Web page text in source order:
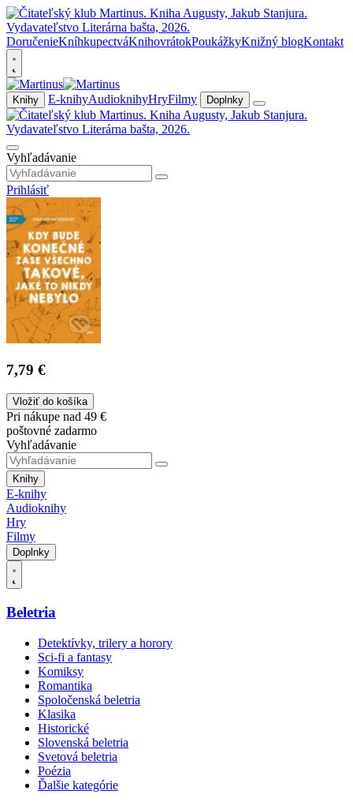
DoručenieKníhkupectváKnihovrátokPoukážkyKnižný blogKontakt
Knihy E-knihyAudioknihyHryFilmy Doplnky
Vyhľadávanie
Prihlásiť
7,79 €
Vložiť do košíka
Pri nákupe nad 49 €
poštovné zadarmo
Vyhľadávanie
Knihy
E-knihy
Audioknihy
Hry
Filmy
Doplnky
Beletria
Detektívky, trilery a horory
Sci-fi a fantasy
Komiksy
Romantika
Spoločenská beletria
Klasika
Historické
Slovenská beletria
Svetová beletria
Poézia
Ďalšie kategórie